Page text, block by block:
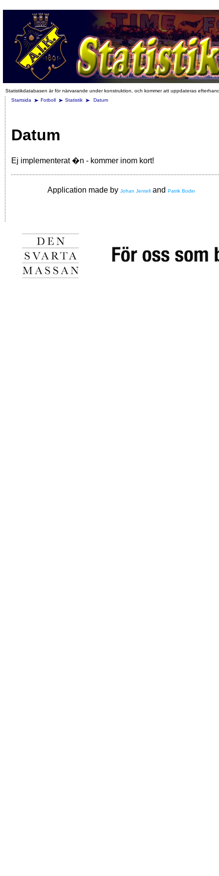
Statistikdatabasen är för närvarande under konstruktion, och kommer att uppdateras
Startsida
Fotboll Statistik Datum
Datum
Ej implementerat �n - kommer inom kort!
Application made by Johan Jentell and Patrik Bodin